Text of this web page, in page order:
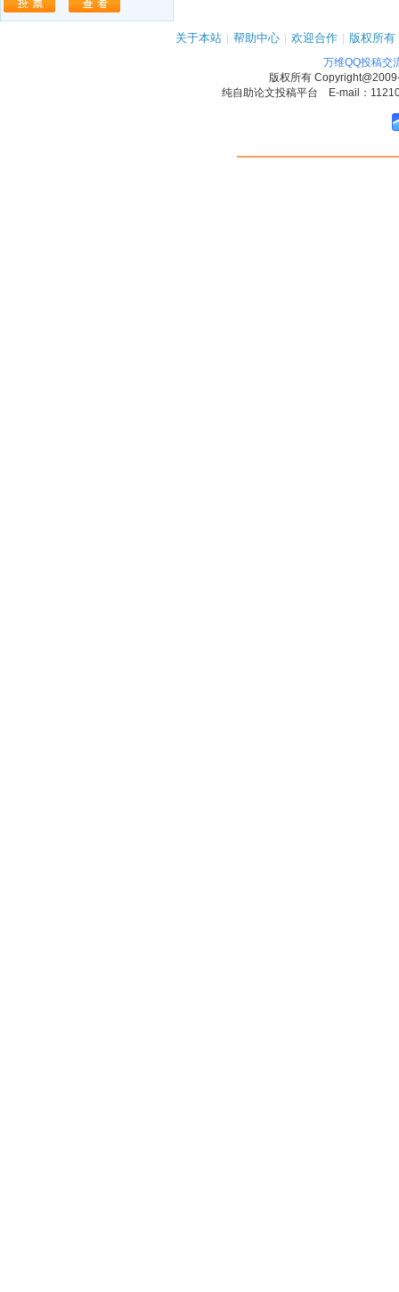
关于本站 | 帮助中心 | 欢迎合作 | 版权所有
万维QQ投稿交
版权所有
纯自助论文投稿平台 E-mail：